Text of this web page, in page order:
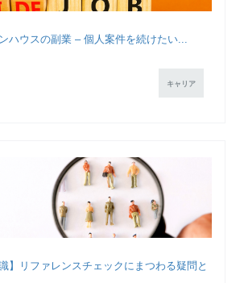
ハウスの副業 – 個人案件を続けたい...
キャリア
】リファレンスチェックにまつわる疑問と